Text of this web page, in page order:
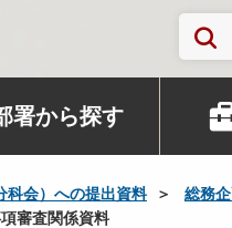
署から探す
科会）への提出資料 総務
審査関係資料